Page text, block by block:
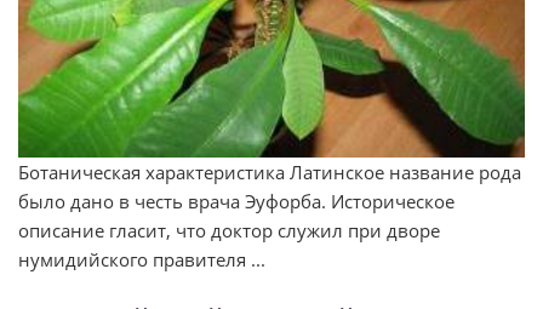
Ботаническая характеристика Латинское название рода
было дано в честь врача Эуфорба. Историческое
описание гласит, что доктор служил при дворе
нумидийского правителя ...